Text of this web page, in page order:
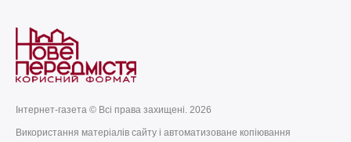
Інтернет-газета © Всі права захищені. 2026
Використання матеріалів сайту і автоматизоване копіювання